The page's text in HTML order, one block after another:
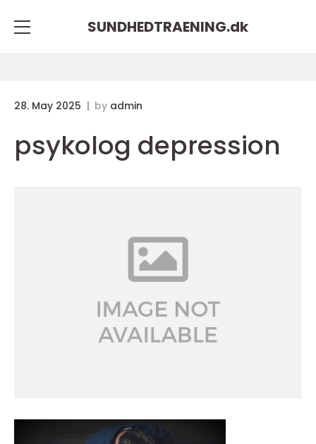
SUNDHEDTRAENING.dk
28. May 2025 by admin
psykolog depression